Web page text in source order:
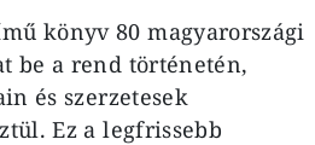
könyv 80 magyarországi
be a rend történetén,
és szerzetesek
Ez a legfrissebb